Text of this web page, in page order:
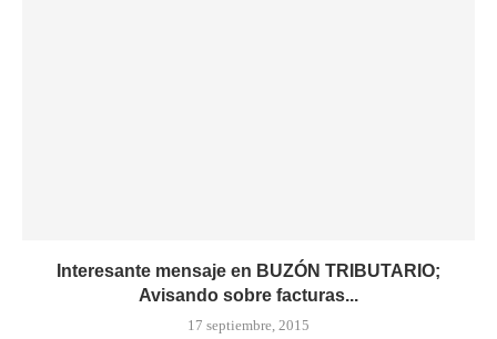
Interesante mensaje en BUZÓN TRIBUTARIO;
Avisando sobre facturas...
17 septiembre, 2015